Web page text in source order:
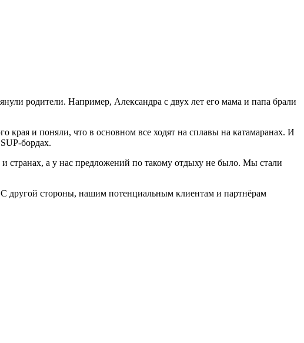
родители. Например, Александра с двух лет его мама и папа брали
и поняли, что в основном все ходят на сплавы на катамаранах. И
бордах.
странах, а у нас предложений по такому отдыху не было. Мы стали
С другой стороны, нашим потенциальным клиентам и партнёрам